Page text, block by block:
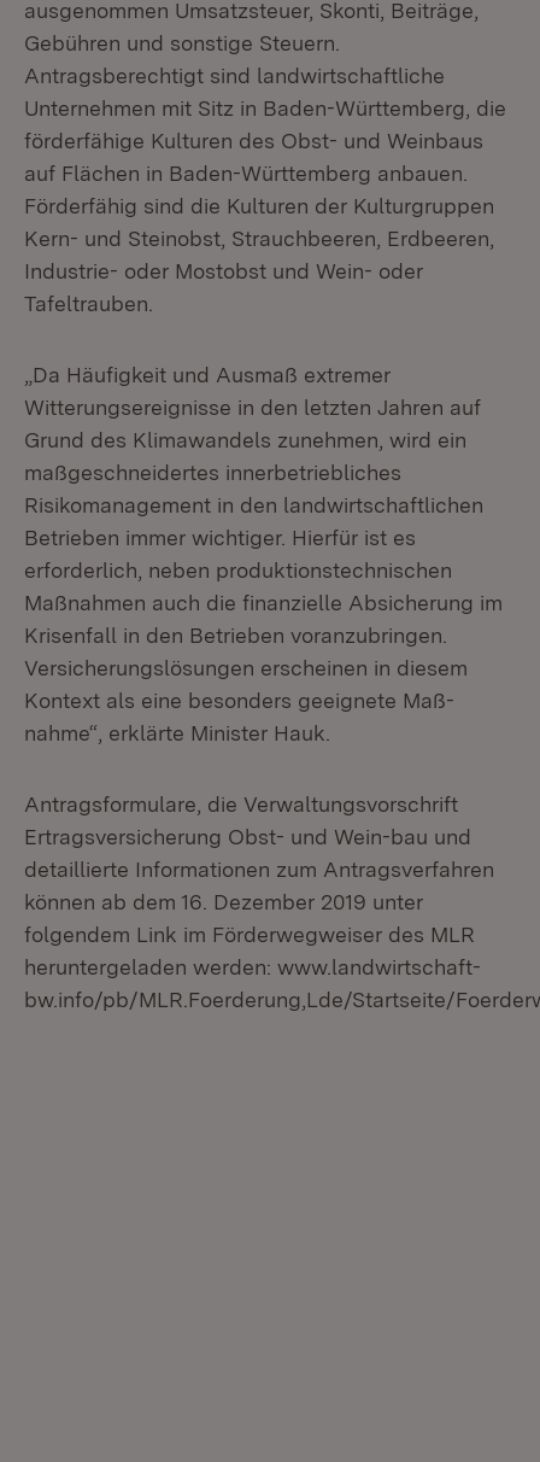
ausgenommen Umsatzsteuer, Skonti, Beiträge,
Gebühren und sonstige Steuern.
Antragsberechtigt sind landwirtschaftliche
Unternehmen mit Sitz in Baden-Württemberg, die
förderfähige Kulturen des Obst- und Weinbaus
auf Flächen in Baden-Württemberg anbauen.
Förderfähig sind die Kulturen der Kulturgruppen
Kern- und Steinobst, Strauchbeeren, Erdbeeren,
Industrie- oder Mostobst und Wein- oder
Tafeltrauben.
„Da Häufigkeit und Ausmaß extremer
Witterungsereignisse in den letzten Jahren auf
Grund des Klimawandels zunehmen, wird ein
maßgeschneidertes innerbetriebliches
Risikomanagement in den landwirtschaftlichen
Betrieben immer wichtiger. Hierfür ist es
erforderlich, neben produktionstechnischen
Maßnahmen auch die finanzielle Absicherung im
Krisenfall in den Betrieben voranzubringen.
Versicherungslösungen erscheinen in diesem
Kontext als eine besonders geeignete Maß-
nahme“, erklärte Minister Hauk.
Antragsformulare, die Verwaltungsvorschrift
Ertragsversicherung Obst- und Wein-bau und
detaillierte Informationen zum Antragsverfahren
können ab dem 16. Dezember 2019 unter
folgendem Link im Förderwegweiser des MLR
heruntergeladen werden: www.landwirtschaft-
bw.info/pb/MLR.Foerderung,Lde/Startseite/